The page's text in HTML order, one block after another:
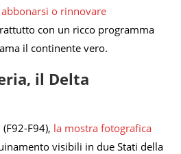
abbonarsi o rinnovare
con un ricco programma
il continente vero.
il Delta
F94), la mostra fotografica
visibili in due Stati della